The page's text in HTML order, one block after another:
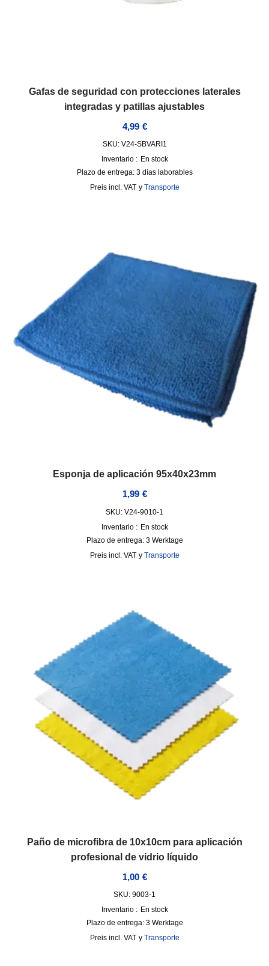
Gafas de seguridad con protecciones laterales
integradas y patillas ajustables
4,99 €
SKU: V24-SBVARI1
Inventario : En stock
Plazo de entrega: 3 días laborables
incl. VAT y Transporte
Esponja de aplicación 95x40x23mm
1,99 €
SKU: V24-9010-1
Inventario : En stock
Plazo de entrega: 3 Werktage
incl. VAT y Transporte
Paño de microfibra de 10x10cm para aplicación
profesional de vidrio líquido
1,00 €
SKU: 9003-1
Inventario : En stock
Plazo de entrega: 3 Werktage
incl. VAT y Transporte